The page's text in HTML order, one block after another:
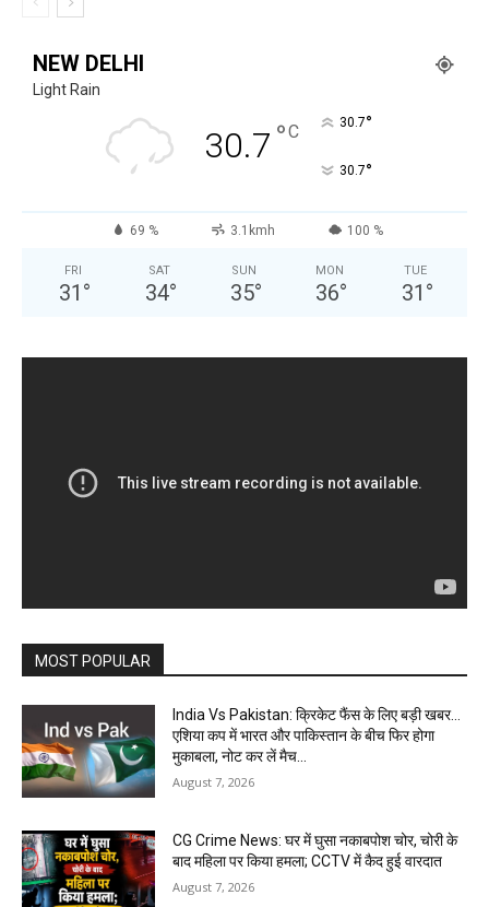
NEW DELHI
Light Rain
30.7 °C 30.7°
30.7°
69 % 3.1kmh 100 %
FRI
31 °
SAT
34°
SUN
35°
MON
36°
TUE
31 °
MOST POPULAR
India Vs Pakistan: क्रिकेट फैंस के लिए बड़ी खबर…
एशिया कप में भारत और पाकिस्तान के बीच फिर होगा
मुकाबला, नोट कर लें मैच...
August 7, 2026
CG Crime News: घर में घुसा नकाबपोश चोर, चोरी के
बाद महिला पर किया हमला; CCTV में कैद हुई वारदात
August 7, 2026